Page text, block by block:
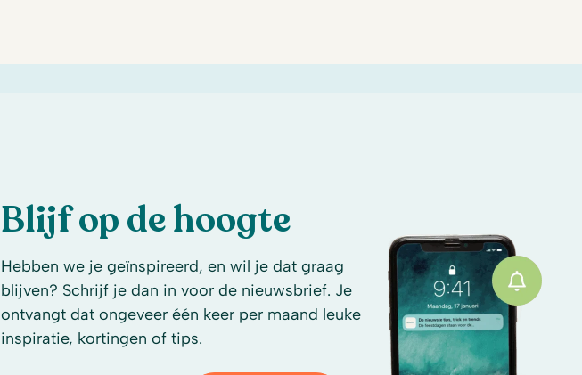
Blijf op de hoogte
Hebben we je geïnspireerd, en wil je dat graag
blijven? Schrijf je dan in voor de nieuwsbrief. Je
ontvangt dat ongeveer één keer per maand leuke
inspiratie, kortingen of tips.